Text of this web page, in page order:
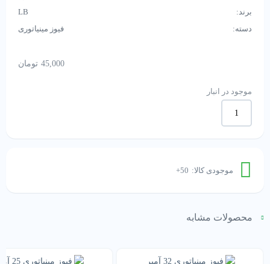
برند:
LB
دسته:
فیوز مینیاتوری
45,000 تومان
موجود در انبار
مینیاتوری
B
موجودی کالا: 50+
محصولات مشابه